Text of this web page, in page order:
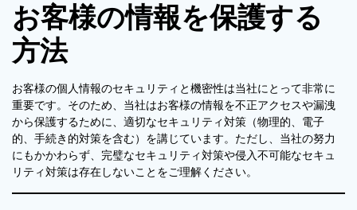
お客様の情報を保護する
方法
お客様の個人情報のセキュリティと機密性は当社にとって非常に
重要です。そのため、当社はお客様の情報を不正アクセスや漏洩
から保護するために、適切なセキュリティ対策（物理的、電子
的、手続き的対策を含む）を講じています。ただし、当社の努力
にもかかわらず、完璧なセキュリティ対策や侵入不可能なセキュ
リティ対策は存在しないことをご理解ください。